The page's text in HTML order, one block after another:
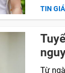
TIN
Từ